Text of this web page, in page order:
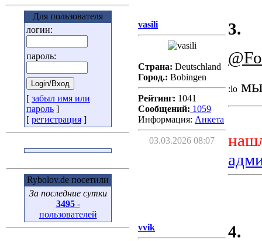
Для пользователя
логин:
пароль:
[ забыл имя или
пароль ]
[ регистрация ]
Rybolov.de посетили
За последние сутки
3495-
пользователей
vasili
Страна: Deutschland
Город.: Bobingen
Рейтинг: 1041
Сообщений: 1059
Информация: Aнкета
03.03.2026 08:07
3.
мы
vvik
4.